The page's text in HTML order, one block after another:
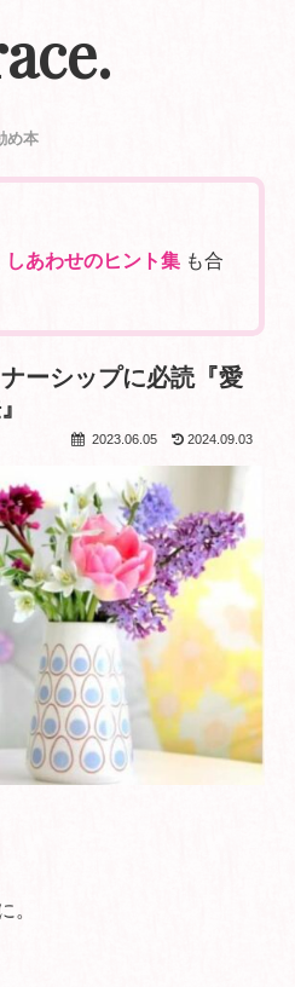
め本
しあわせのヒント集 も合
ーシップに必読『愛
2023.06.05 2024.09.03
。